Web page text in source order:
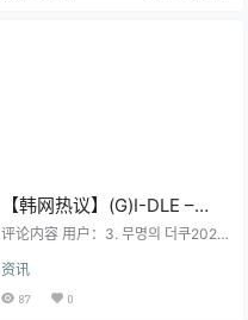
【韩网热议】(G)I-DLE –
‘Super Lady’ MV
评论内容 用户：3. 무명의 더쿠2024
노래가 짧긴하구나 2:40이네 翻译：
现在的歌曲真的很短，才2分40秒
呢。 用户：4. 무명의 더쿠2024-01-
资讯
87 0